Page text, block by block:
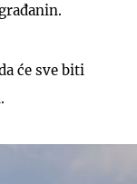
će sve biti